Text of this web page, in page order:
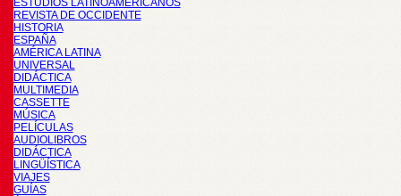
ESTUDIOS LATINOAMERICANOS
REVISTA DE OCCIDENTE
HISTORIA
ESPAÑA
AMÉRICA LATINA
UNIVERSAL
DIDÁCTICA
MULTIMEDIA
CASSETTE
MÚSICA
PELÍCULAS
AUDIOLIBROS
DIDÁCTICA
LINGÜÍSTICA
VIAJES
GUÍAS